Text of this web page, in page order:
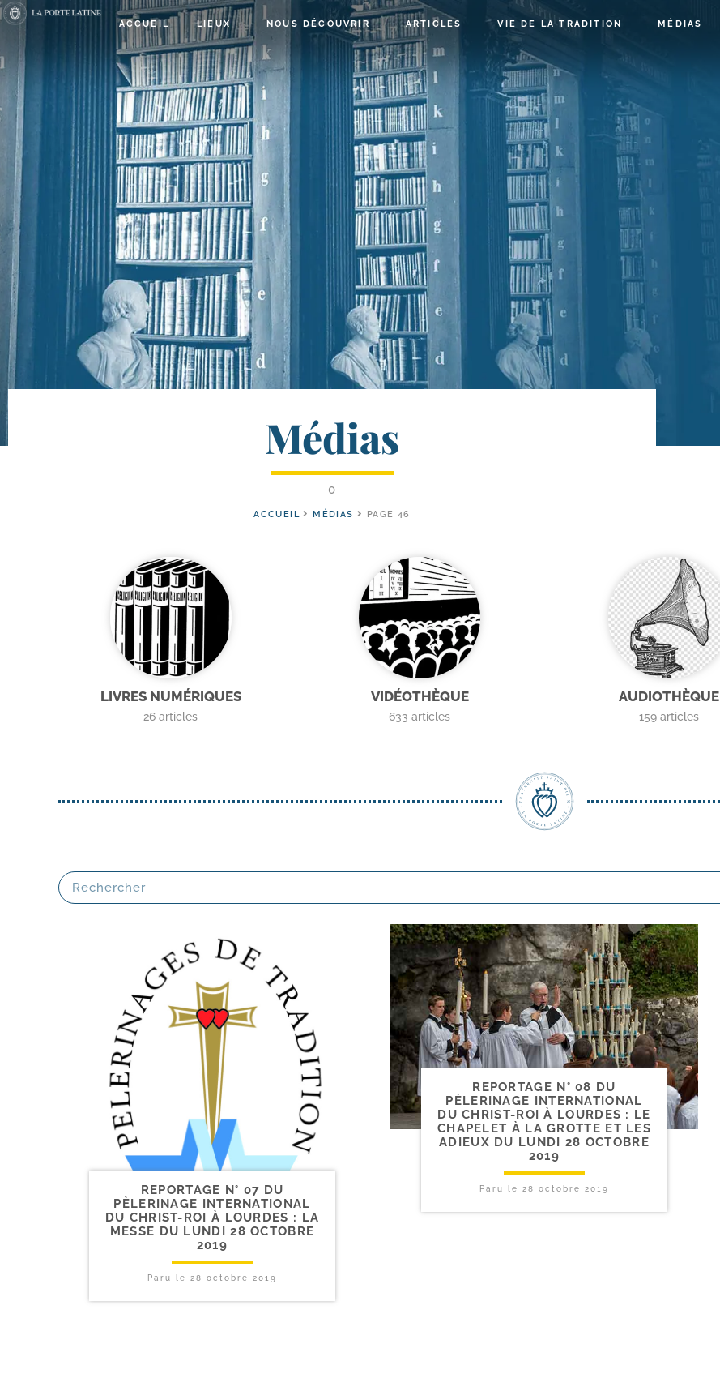
ACCUEIL LIEUX NOUS DÉCOUVRIR ARTICLES VIE DE LA TRADITION MÉDIAS
Médias
0
ACCUEIL MÉDIAS PAGE 46
LIVRES NUMÉRIQUES
26 articles
VIDÉOTHÈQUE
633 articles
AUDIOTHÈQUE
159articles
REPORTAGE N° 07 DU
PÈLERINAGE INTERNATIONAL
DU CHRIST-​ROI À LOURDES : LA
MESSE DU LUNDI 28 OCTOBRE
2019
Paru le 28 octobre 2019
REPORTAGE N° 08 DU
PÈLERINAGE INTERNATIONAL
DU CHRIST-​ROI À LOURDES : LE
CHAPELET À LA GROTTE ET LES
ADIEUX DU LUNDI 28 OCTOBRE
2019
Paru le 28 octobre 2019